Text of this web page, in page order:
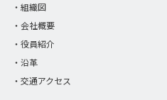
・組織図
・会社概要
・役員紹介
・沿革
・交通アクセス